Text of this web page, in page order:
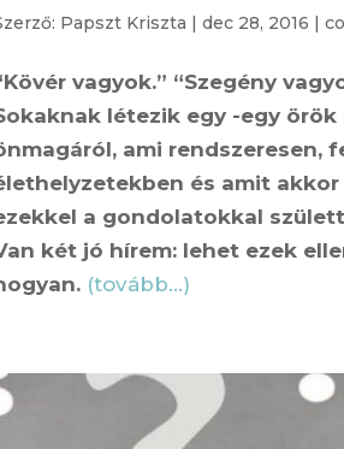
Papszt Kriszta |dec 28, 2016 |
vagyok.” “Szegény
létezik egy -egy
ami rendszeresen,
és amit
a gondolatokkal
két jó hírem: lehet ezek
(tovább…)